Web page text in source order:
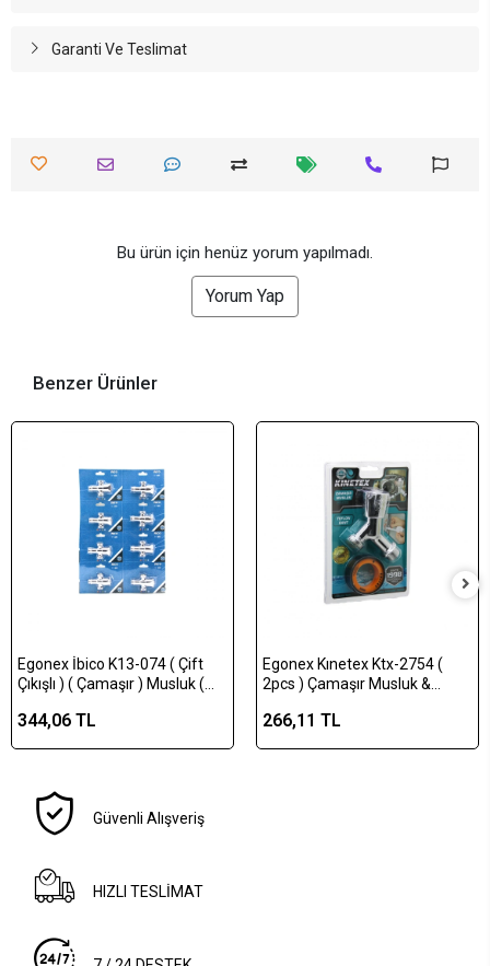
Garanti Ve Teslimat
Bu ürün için henüz yorum yapılmadı.
Yorum Yap
Benzer Ürünler
Egonex İbico K13-074 ( Çift
Çıkışlı ) ( Çamaşır ) Musluk (
344,06 TL
Egonex Kınetex Ktx-2754 (
2pcs ) Çamaşır Musluk &
266,11 TL
Güvenli Alışveriş
HIZLI TESLİMAT